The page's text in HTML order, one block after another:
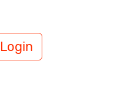
Login